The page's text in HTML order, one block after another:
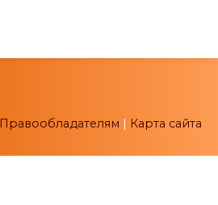
Правообладателям | Карта сайта